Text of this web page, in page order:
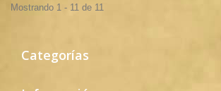
Mostrando 1 - 11 de 11
Categorías